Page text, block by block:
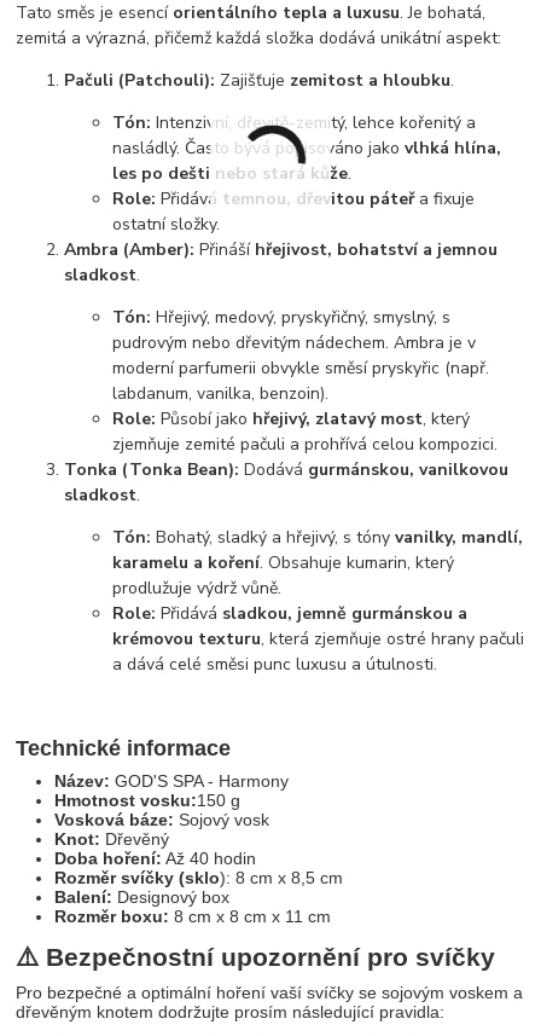
Tato směs je esencí orientálního tepla a luxusu. Je bohatá,
zemitá a výrazná, přičemž každá složka dodává unikátní aspekt:
Pačuli (Patchouli): Zajišťuje zemitost a hloubku.
Tón: Intenzivní, dřevitě-zemitý, lehce kořenitý a
nasládlý. Často bývá popisováno jakovlhká hlína,
les po dešti nebo stará kůže.
Role: Přidává temnou, dřevitou páteřa fixuje
ostatní složky.
Ambra (Amber): Přináší hřejivost, bohatství a jemnou
sladkost.
Tón: Hřejivý, medový, pryskyřičný, smyslný, s
pudrovým nebo dřevitým nádechem. Ambra je v
moderní parfumerii obvykle směsí pryskyřic (např.
labdanum, vanilka, benzoin).
Role: Působí jako hřejivý, zlatavý most, který
zjemňuje zemité pačuli a prohřívá celou kompozici.
Tonka (Tonka Bean): Dodává gurmánskou, vanilkovou
sladkost.
Tón: Bohatý, sladký a hřejivý, s tónyvanilky, mandlí,
karamelu a koření. Obsahuje kumarin, který
prodlužuje výdrž vůně.
Role: Přidává sladkou, jemně gurmánskou a
krémovou texturu, která zjemňuje ostré hrany pačuli
a dává celé směsi punc luxusu a útulnosti.
Technické informace
Název: GOD'S SPA - Harmony
Hmotnost vosku:150 g
Vosková báze: Sojový vosk
Knot: Dřevěný
Doba hoření: Až40 hodin
Rozměr svíčky (sklo): 8 cm x 8,5 cm
Balení: Designový box
Rozměr boxu:8 cm x 8 cm x 11 cm
⚠️ Bezpečnostní upozornění pro svíčky
Pro bezpečné a optimální hoření vaší svíčky se sojovým voskem a
dřevěným knotem dodržujte prosím následující pravidla: